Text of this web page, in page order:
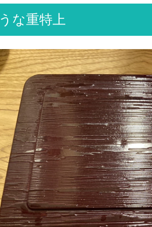
うな重特上